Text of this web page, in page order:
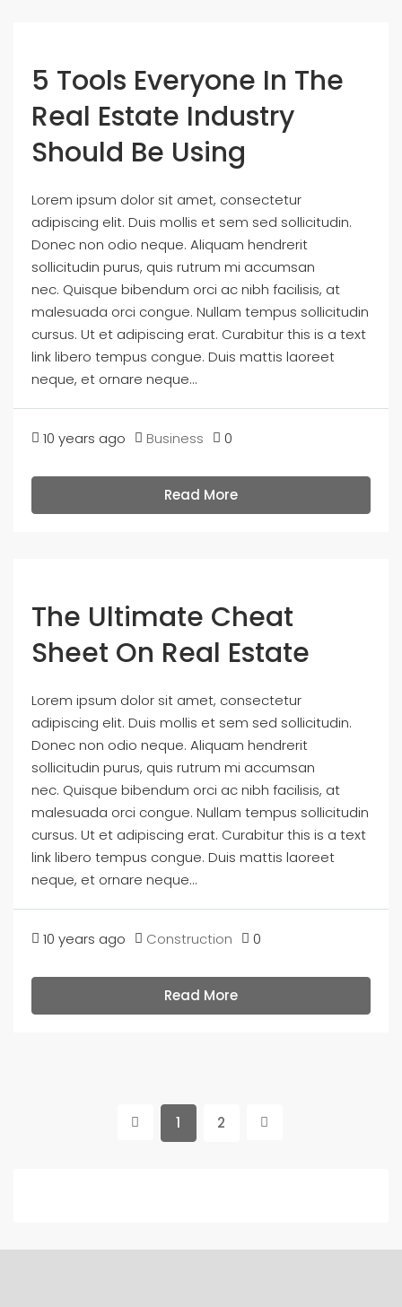
5 Tools Everyone In The
Real Estate Industry
Should Be Using
Lorem ipsum dolor sit amet, consectetur
adipiscing elit. Duis mollis et sem sed sollicitudin.
Donec non odio neque. Aliquam hendrerit
sollicitudin purus, quis rutrum mi accumsan
nec. Quisque bibendum orci ac nibh facilisis, at
malesuada orci congue. Nullam tempus sollicitudin
cursus. Ut et adipiscing erat. Curabitur this is a text
link libero tempus congue. Duis mattis laoreet
neque, et ornare neque...
10 years ago Business 0
Read More
The Ultimate Cheat
Sheet On Real Estate
Lorem ipsum dolor sit amet, consectetur
adipiscing elit. Duis mollis et sem sed sollicitudin.
Donec non odio neque. Aliquam hendrerit
sollicitudin purus, quis rutrum mi accumsan
nec. Quisque bibendum orci ac nibh facilisis, at
malesuada orci congue. Nullam tempus sollicitudin
cursus. Ut et adipiscing erat. Curabitur this is a text
link libero tempus congue. Duis mattis laoreet
neque, et ornare neque...
10 years ago Construction 0
Read More
1 2